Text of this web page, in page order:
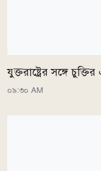
যুক্তরাষ্ট্রের সঙ্গে
০৯:৩০ AM